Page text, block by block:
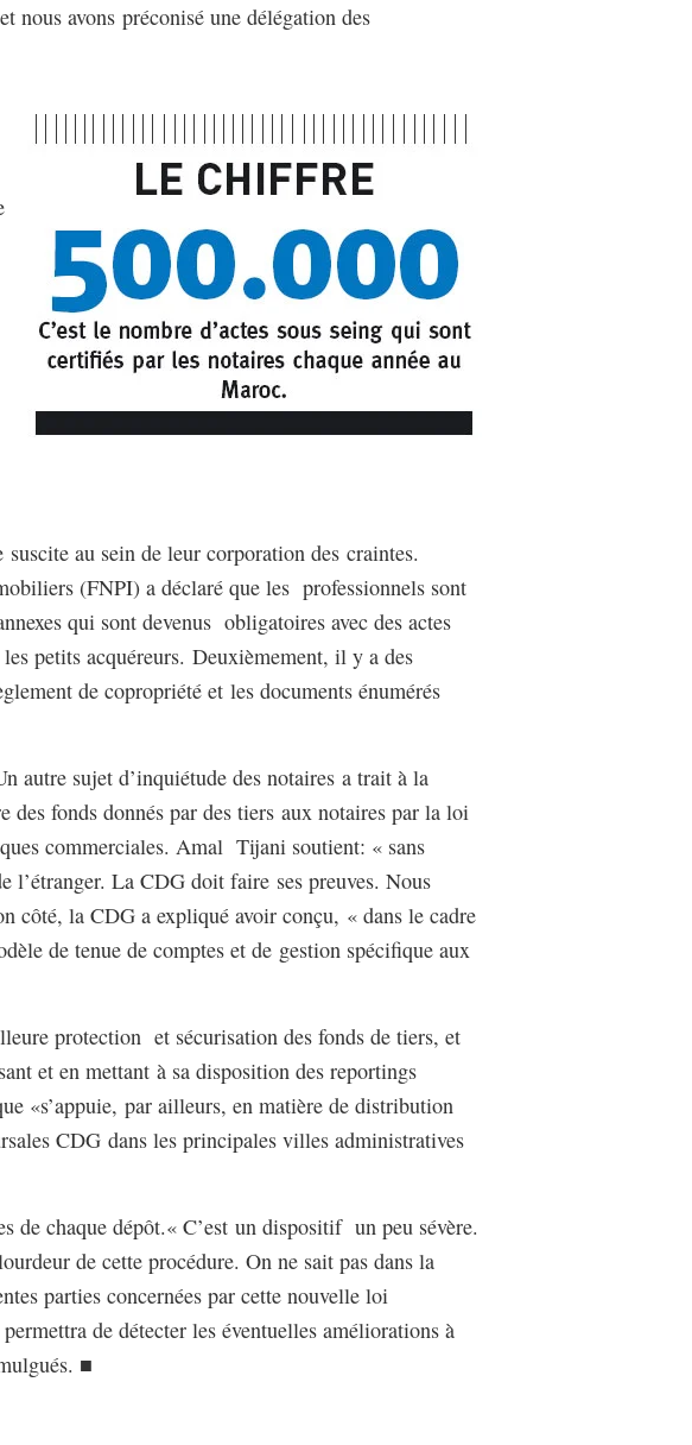
nous avons préconisé une délégation des
au sein de leur corporation des craintes.
(FNPI) a déclaré que les professionnels sont
qui sont devenus obligatoires avec des actes
petits acquéreurs. Deuxièmement, il y a des
de copropriété et les documents énumérés
autre sujet d’inquiétude des notaires a trait à la
fonds donnés par des tiers aux notaires par la loi
commerciales. Amal Tijani soutient: « sans
l’étranger. La CDG doit faire ses preuves. Nous
côté, la CDG a expliqué avoir conçu, « dans le cadre
de tenue de comptes et de gestion spécifique aux
protection et sécurisation des fonds de tiers, et
et en mettant à sa disposition des reportings
«s’appuie, par ailleurs, en matière de distribution
CDG dans les principales villes administratives
chaque dépôt.« C’est un dispositif un peu sévère.
de cette procédure. On ne sait pas dans la
parties concernées par cette nouvelle loi
de détecter les éventuelles améliorations à
■